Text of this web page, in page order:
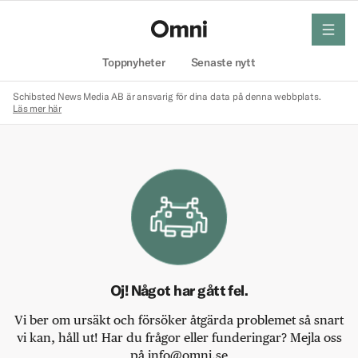
Toppnyheter Senaste nytt
meny
Schibsted News Media AB är ansvarig för dina data på denna webbplats.
Läs mer här
Oj! Något har gått fel.
Vi ber om ursäkt och försöker åtgärda problemet så snart
vi kan, håll ut! Har du frågor eller funderingar? Mejla oss